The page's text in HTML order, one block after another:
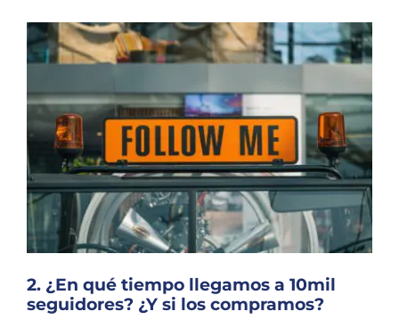
2. ¿En qué tiempo llegamos a 10mil
seguidores? ¿Y si los compramos?